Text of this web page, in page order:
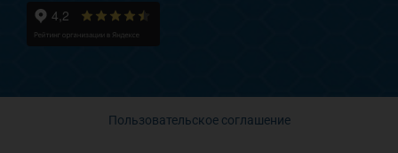
Пользовательское соглашение